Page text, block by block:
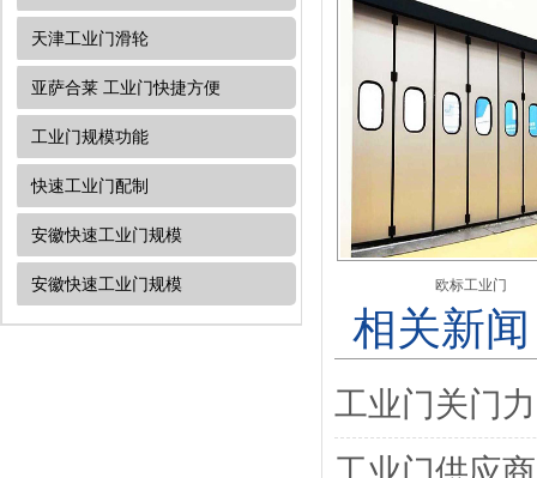
天津工业门​滑轮
亚萨合莱 工业门快捷方便
工业门规模功能
快速工业门配制
安徽快速工业门规模
安徽快速工业门规模 欧标工业门
相关新闻
工业门关门